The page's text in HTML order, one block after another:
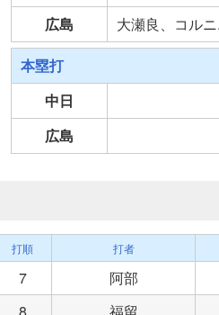
広島
大瀬良、コル
本塁打
中日
広島
打順 打者
7 阿部